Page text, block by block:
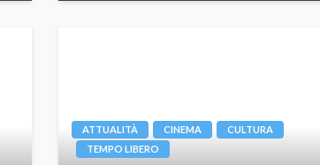
ATTUALITÀ CINEMA
CULTURA
TEMPO LIBERO